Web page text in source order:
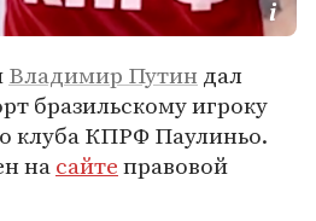
Владимир Путин дал
бразильскому игроку
клуба КПРФ Паулиньо.
насайтеправовой